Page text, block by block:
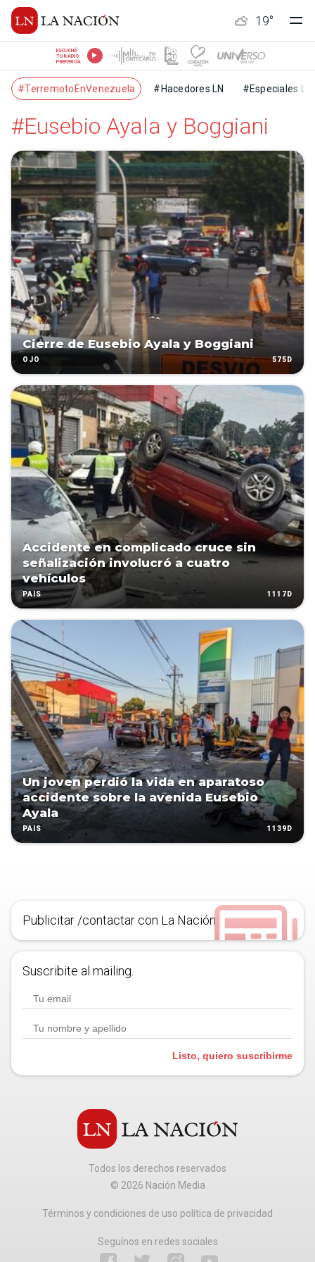
19°
ESCUCHÁ
TU RADIO
PREFERIDA
#TerremotoEnVenezuela #Hacedores LN #Especiales LN
#Eusebio Ayala y Boggiani
Cierre de Eusebio Ayala y Boggiani
OJO 575D
Accidente en complicado cruce sin
señalización involucró a cuatro
vehículos
PAÍS 1117D
Un joven perdió la vida en aparatoso
accidente sobre la avenida Eusebio
Ayala
PAÍS 1139D
Publicitar /contactar con La Nación
Suscribite al mailing.
Listo, quiero suscribirme
Todos los derechos reservados
© 2026 Nación Media
Términos y condiciones de uso política de privacidad
Seguínos en redes sociales